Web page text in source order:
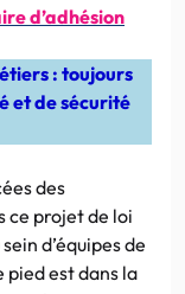
d’adhésion
: toujours
et de sécurité
des
ce projet de loi
d’équipes de
pied est dans la